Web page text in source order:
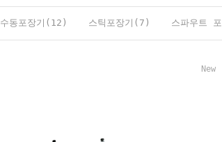
수동포장기(12) 스틱포장기(7) 스파우트
New